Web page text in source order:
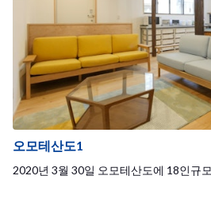
오모테산도1
2020년 3월 30일 오모테산도에 18인규